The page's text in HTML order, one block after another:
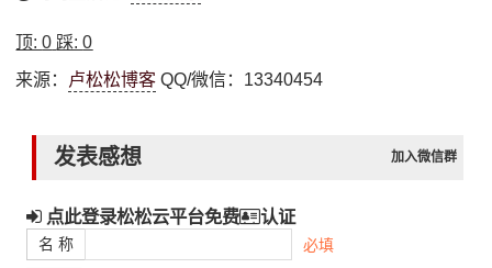
顶:0 踩:0
来源： 卢松松博客 QQ/微信：13340454
发表感想 加入微信群
点此登录松松云平台免费 认证
名 称 必填